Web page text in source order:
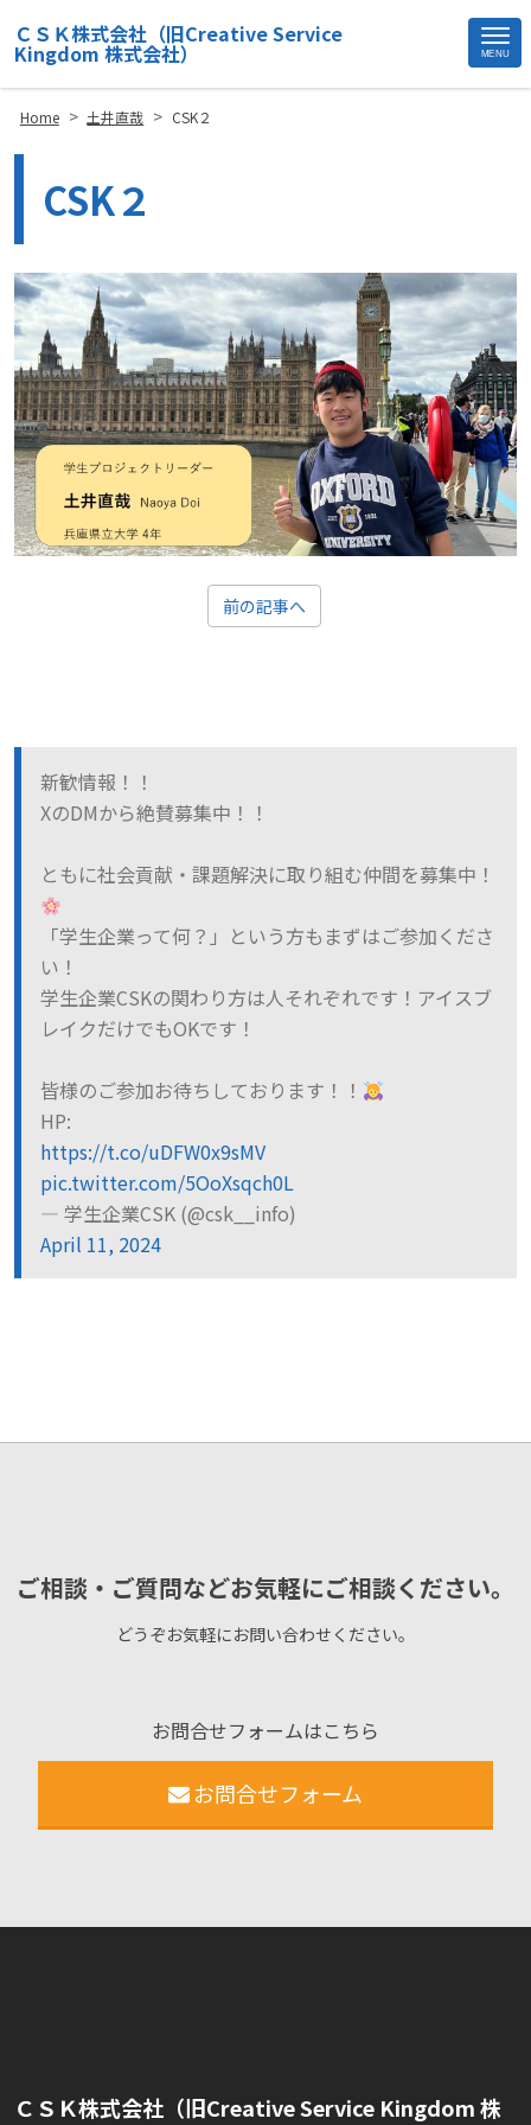
ＣＳＫ株式会社（旧Creative Service
Kingdom 株式会社） MENU
Home > 土井直哉 > CSK２
CSK２
前の記事へ
新歓情報！！
XのDMから絶賛募集中！！
ともに社会貢献・課題解決に取り組む仲間を募集中！
「学生企業って何？」という方もまずはご参加くださ
い！
学生企業CSKの関わり方は人それぞれです！アイスブ
レイクだけでもOKです！
皆様のご参加お待ちしております！！
HP:
https://t.co/uDFW0x9sMV
pic.twitter.com/5OoXsqch0L
— 学生企業CSK (@csk__info)
April 11, 2024
ご相談・ご質問などお気軽にご相談ください。
どうぞお気軽にお問い合わせください。
お問合せフォームはこちら
お問合せフォーム
Site
Footer
ＣＳＫ株式会社（旧Creative Service Kingdom 株